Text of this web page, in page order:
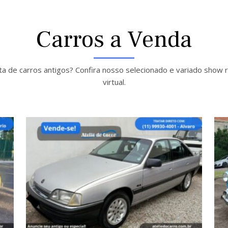
Carros a Venda
de carros antigos? Confira nosso selecionado e variado show
virtual.